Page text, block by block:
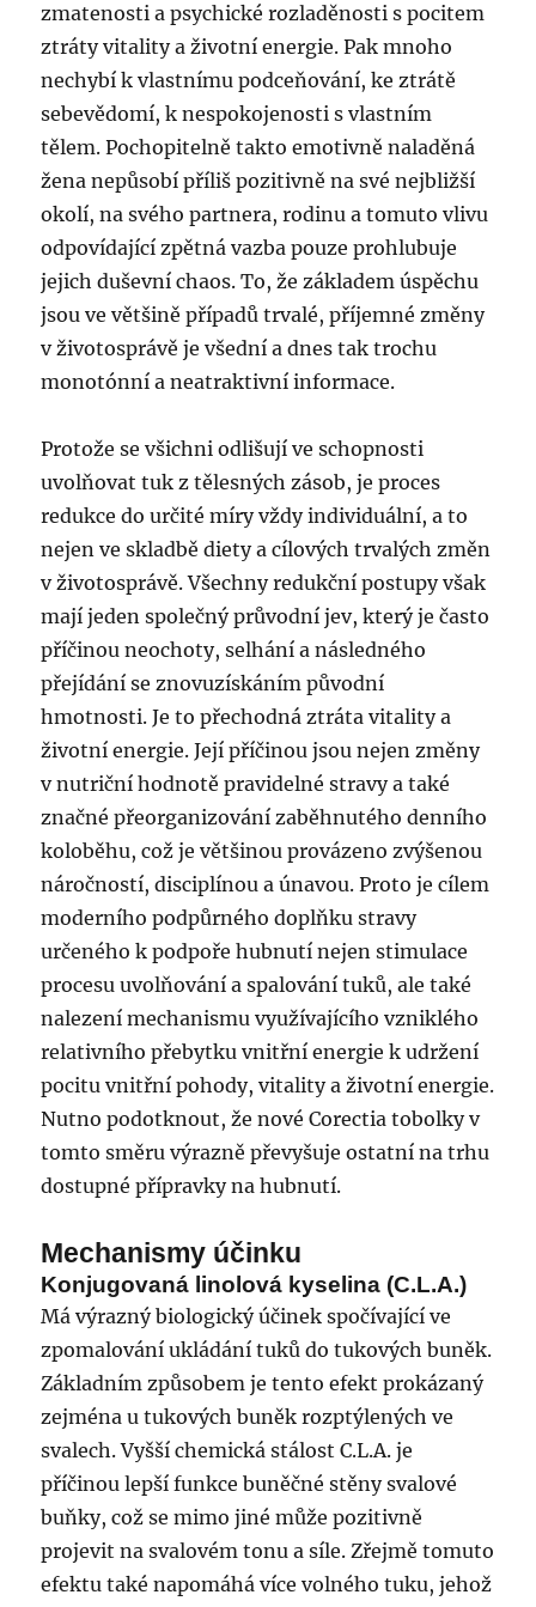
zmatenosti a psychické rozladěnosti s pocitem
ztráty vitality a životní energie. Pak mnoho
nechybí k vlastnímu podceňování, ke ztrátě
sebevědomí, k nespokojenosti s vlastním
tělem. Pochopitelně takto emotivně naladěná
žena nepůsobí příliš pozitivně na své nejbližší
okolí, na svého partnera, rodinu a tomuto vlivu
odpovídající zpětná vazba pouze prohlubuje
jejich duševní chaos. To, že základem úspěchu
jsou ve většině případů trvalé, příjemné změny
v životosprávě je všední a dnes tak trochu
monotónní a neatraktivní informace.
Protože se všichni odlišují ve schopnosti
uvolňovat tuk z tělesných zásob, je proces
redukce do určité míry vždy individuální, a to
nejen ve skladbě diety a cílových trvalých změn
v životosprávě. Všechny redukční postupy však
mají jeden společný průvodní jev, který je často
příčinou neochoty, selhání a následného
přejídání se znovuzískáním původní
hmotnosti. Je to přechodná ztráta vitality a
životní energie. Její příčinou jsou nejen změny
v nutriční hodnotě pravidelné stravy a také
značné přeorganizování zaběhnutého denního
koloběhu, což je většinou provázeno zvýšenou
náročností, disciplínou a únavou. Proto je cílem
moderního podpůrného doplňku stravy
určeného k podpoře hubnutí nejen stimulace
procesu uvolňování a spalování tuků, ale také
nalezení mechanismu využívajícího vzniklého
relativního přebytku vnitřní energie k udržení
pocitu vnitřní pohody, vitality a životní energie.
Nutno podotknout, že nové Corectia tobolky v
tomto směru výrazně převyšuje ostatní na trhu
dostupné přípravky na hubnutí.
Mechanismy účinku
Konjugovaná linolová kyselina (C.L.A.)
Má výrazný biologický účinek spočívající ve
zpomalování ukládání tuků do tukových buněk.
Základním způsobem je tento efekt prokázaný
zejména u tukových buněk rozptýlených ve
svalech. Vyšší chemická stálost C.L.A. je
příčinou lepší funkce buněčné stěny svalové
buňky, což se mimo jiné může pozitivně
projevit na svalovém tonu a síle. Zřejmě tomuto
efektu také napomáhá více volného tuku, jehož